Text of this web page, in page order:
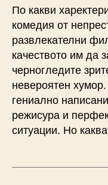
По какви
комедия от
развлекателни
качеството им да
черногледите
невероятен
гениално
режисура и
ситуации. Но